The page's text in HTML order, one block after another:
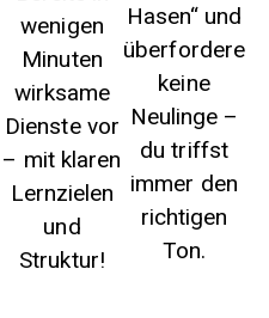
wenigen
Minuten
wirksame
Dienste vor
– mit klaren
Lernzielen
und
Struktur!
Hasen“ und
überfordere
keine
Neulinge –
du triffst
immer den
richtigen
Ton.